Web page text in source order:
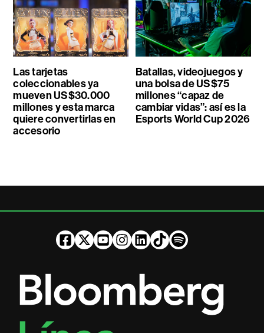
Las tarjetas
coleccionables ya
mueven US$30.000
millones y esta marca
quiere convertirlas en
accesorio
Batallas, videojuegos y
una bolsa de US$75
millones “capaz de
cambiar vidas”: así es la
Esports World Cup 2026